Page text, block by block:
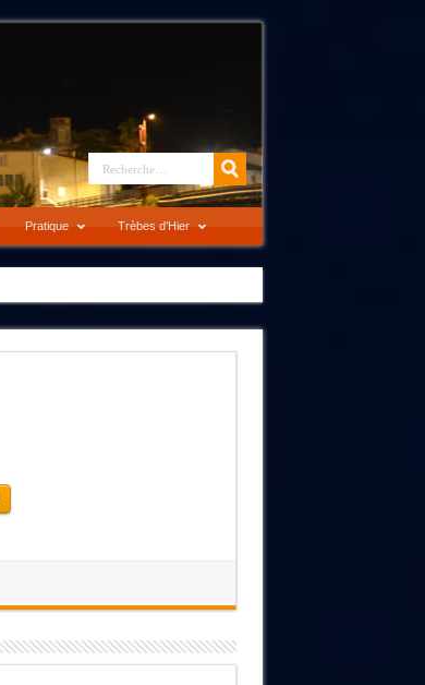
Pratique Trèbes d’Hier